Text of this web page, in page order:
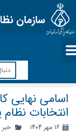
سازمان
اسامی نهایی
انتخابات
۱۶ مهر ۱۴۰۴ خبر